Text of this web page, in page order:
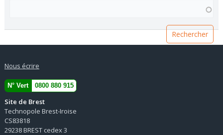
Nous écrire
N° Vert 0800 880 915
Site de Brest
Technopole Brest-Iroise
CS83818
29238 BREST cedex 3